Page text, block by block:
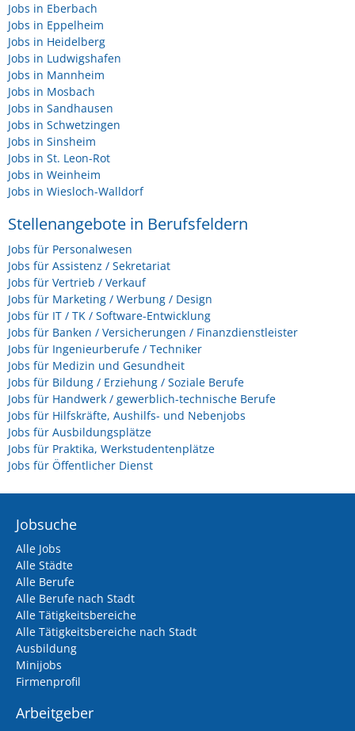
Jobs in Eberbach
Jobs in Eppelheim
Jobs in Heidelberg
Jobs in Ludwigshafen
Jobs in Mannheim
Jobs in Mosbach
Jobs in Sandhausen
Jobs in Schwetzingen
Jobs in Sinsheim
Jobs in St. Leon-Rot
Jobs in Weinheim
Jobs in Wiesloch-Walldorf
Stellenangebote in Berufsfeldern
Jobs für Personalwesen
Jobs für Assistenz / Sekretariat
Jobs für Vertrieb / Verkauf
Jobs für Marketing / Werbung / Design
Jobs für IT / TK / Software-Entwicklung
Jobs für Banken / Versicherungen / Finanzdienstleister
Jobs für Ingenieurberufe / Techniker
Jobs für Medizin und Gesundheit
Jobs für Bildung / Erziehung / Soziale Berufe
Jobs für Handwerk / gewerblich-technische Berufe
Jobs für Hilfskräfte, Aushilfs- und Nebenjobs
Jobs für Ausbildungsplätze
Jobs für Praktika, Werkstudentenplätze
Jobs für Öffentlicher Dienst
Jobsuche
Alle Jobs
Alle Städte
Alle Berufe
Alle Berufe nach Stadt
Alle Tätigkeitsbereiche
Alle Tätigkeitsbereiche nach Stadt
Ausbildung
Minijobs
Firmenprofil
Arbeitgeber